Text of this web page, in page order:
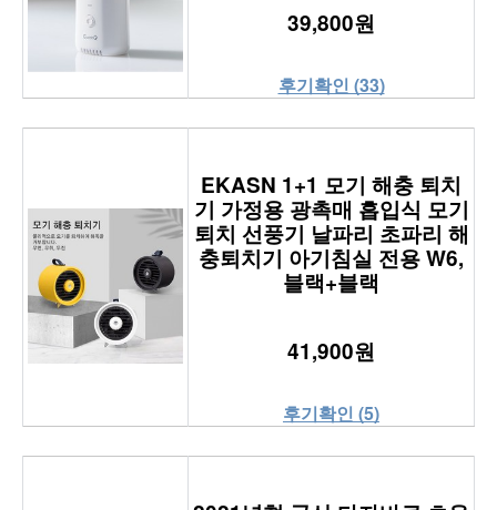
39,800원
후기확인 (33)
EKASN 1+1 모기 해충 퇴치
기 가정용 광촉매 흡입식 모기
퇴치 선풍기 날파리 초파리 해
충퇴치기 아기침실 전용 W6,
블랙+블랙
41,900원
후기확인 (5)